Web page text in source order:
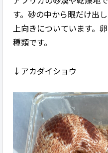
す。砂の中から眼だけ出
上向きについています。
種類です。
↓アカダイショウ